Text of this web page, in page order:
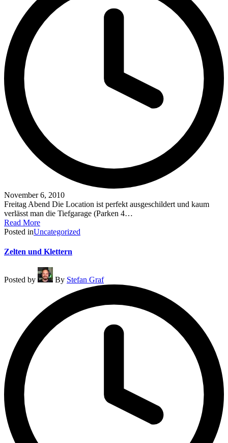
November 6, 2010
Freitag Abend Die Location ist perfekt ausgeschildert und kaum
verlässt man die Tiefgarage (Parken 4…
Read More
Posted inUncategorized
Zelten und Klettern
Posted by By Stefan Graf